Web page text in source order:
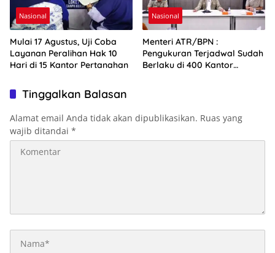
Nasional
Mulai 17 Agustus, Uji Coba
Layanan Peralihan Hak 10
Hari di 15 Kantor Pertanahan
Nasional
Menteri ATR/BPN :
Pengukuran Terjadwal Sudah
Berlaku di 400 Kantor
Tinggalkan Balasan
Alamat email Anda tidak akan dipublikasikan. Ruas yang
wajib ditandai *